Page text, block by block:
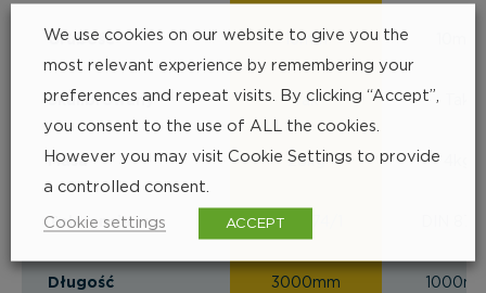
Grubość
Skalibrowany
Masa
Tolerancja wg
Długość
16mm
Tak
28kg
DIN 874/1
3000mm
We use cookies on our website to give you the
most relevant experience by remembering your
preferences and repeat visits. By clicking “Accept”,
you consent to the use of ALL the cookies.
However you may visit Cookie Settings to provide
a controlled consent.
Cookie settings ACCEPT